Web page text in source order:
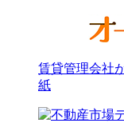
賃貸管理会社
紙